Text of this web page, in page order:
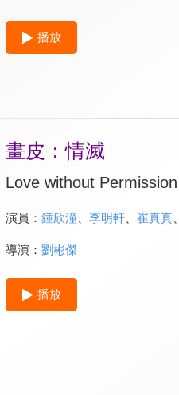
播放
畫皮：情滅
Love without Permission
演員： 鍾欣潼、 李明軒、 崔真真、
導演： 劉彬傑
播放